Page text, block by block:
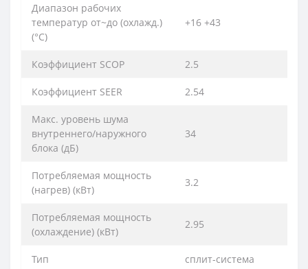
Диапазон рабочих
температур от~до (охлажд.)
(°C)
+16 +43
Коэффициент SCOP 2.5
Коэффициент SEER 2.54
Макс. уровень шума
внутреннего/наружного
блока (дБ)
34
Потребляемая мощность
(нагрев) (кВт)
3.2
Потребляемая мощность
(охлаждение) (кВт)
2.95
Тип сплит-система